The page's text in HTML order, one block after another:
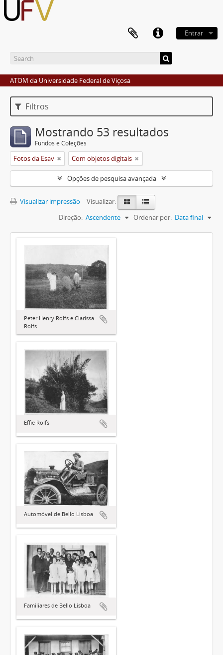
Entrar
ATOM da Universidade Federal de Viçosa
Filtros
Mostrando 53 resultados
Fundos e Coleções
Fotos da Esav Com objetos digitais
Opções de pesquisa avançada
Visualizar impressão
Visualizar:
Ordenar por: Data final
Direção: Ascendente
Peter Henry Rolfs e Clarissa
Rolfs
Effie Rolfs
Automóvel de Bello Lisboa
Familiares de Bello Lisboa